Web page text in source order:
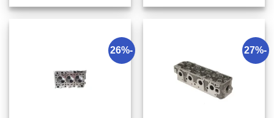
-27%
-26%